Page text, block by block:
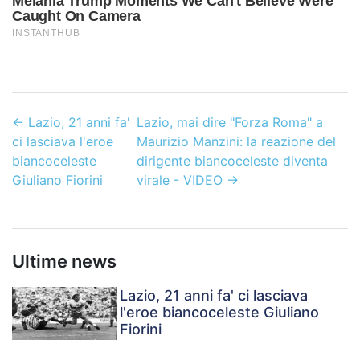
← Lazio, 21 anni fa'
ci lasciava l'eroe
biancoceleste
Giuliano Fiorini
Lazio, mai dire "Forza Roma" a
Maurizio Manzini: la reazione del
dirigente biancoceleste diventa
virale - VIDEO→
Ultime news
Lazio, 21 anni fa' ci lasciava
l'eroe biancoceleste Giuliano
Fiorini